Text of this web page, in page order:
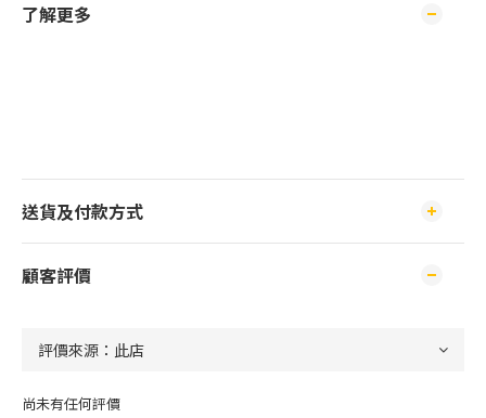
了解更多
送貨及付款方式
顧客評價
尚未有任何評價